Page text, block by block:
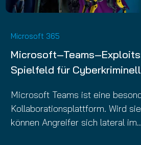
Microsoft 365
Spielfeld für
Microsoft Teams ist eine
Kollaborationsplattform. Wird
können Angreifer sich lateral